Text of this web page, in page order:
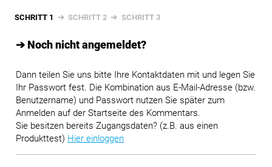
SCHRITT 1 ➔ SCHRITT 2 ➔ SCHRITT 3
➔ Noch nicht angemeldet?
Dann teilen Sie uns bitte Ihre Kontaktdaten mit und legen Sie
Ihr Passwort fest. Die Kombination aus E-Mail-Adresse (bzw.
Benutzername) und Passwort nutzen Sie später zum
Anmelden auf der Startseite des Kommentars.
Sie besitzen bereits Zugangsdaten? (z.B. aus einen
Produkttest) Hier einloggen